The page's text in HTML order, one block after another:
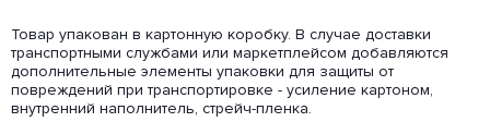
Товар упакован в картонную коробку. В случае доставки
транспортными службами или маркетплейсом добавляются
дополнительные элементы упаковки для защиты от
повреждений при транспортировке - усиление картоном,
внутренний наполнитель, стрейч-пленка.